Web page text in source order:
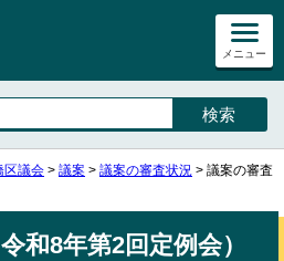
メニュー
区議会 > 議案 > 議案の審査状況 > 議案の審査
和8年第2回定例会）